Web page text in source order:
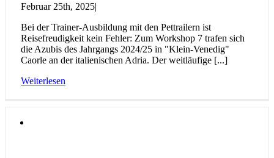
Februar 25th, 2025|
Bei der Trainer-Ausbildung mit den Pettrailern ist
Reisefreudigkeit kein Fehler: Zum Workshop 7 trafen sich
die Azubis des Jahrgangs 2024/25 in "Klein-Venedig"
Caorle an der italienischen Adria. Der weitläufige [...]
Weiterlesen